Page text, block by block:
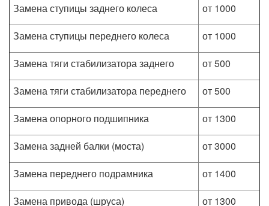
Замена ступицы заднего колеса
от 1000
Замена ступицы переднего колеса
от 1000
Замена тяги стабилизатора заднего
от 500
Замена тяги стабилизатора переднего
от 500
Замена опорного подшипника
от 1300
Замена задней балки (моста)
от 3000
Замена переднего подрамника
от 1400
Замена привода (шруса)
от 1300